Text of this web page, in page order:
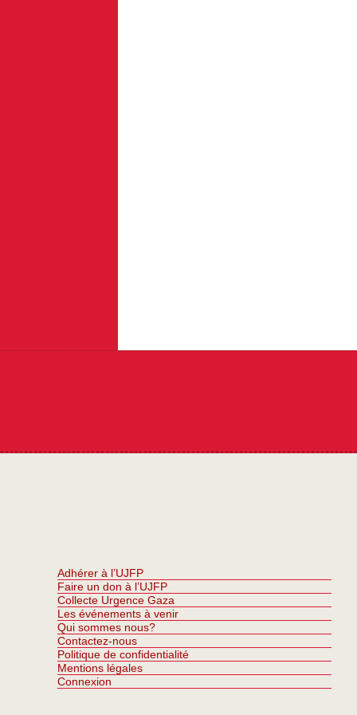
Adhérer à l’UJFP
Faire un don à l’UJFP
Collecte Urgence Gaza
Les événements à venir
Qui sommes nous?
Contactez-nous
Politique de confidentialité
Mentions légales
Connexion